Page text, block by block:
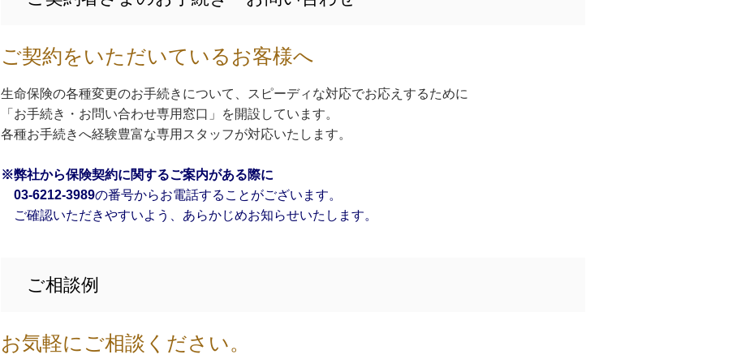
ご契約をいただいているお客様へ
生命保険の各種変更のお手続きについて、スピーディな対応でお応えするために
「お手続き・お問い合わせ専用窓口」を開設しています。
各種お手続きへ経験豊富な専用スタッフが対応いたします。
※弊社から保険契約に関するご案内がある際に
03-6212-3989の番号からお電話することがございます。
ご確認いただきやすいよう、あらかじめお知らせいたします。
ご相談例
お気軽にご相談ください。